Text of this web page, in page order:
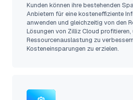
Kunden können ihre bestehenden
Anbietern für eine kosteneffiziente
anwenden und gleichzeitig von den
Lösungen von Zilliz Cloud profitieren,
Ressourcenauslastung zu
Kosteneinsparungen zu erzielen.